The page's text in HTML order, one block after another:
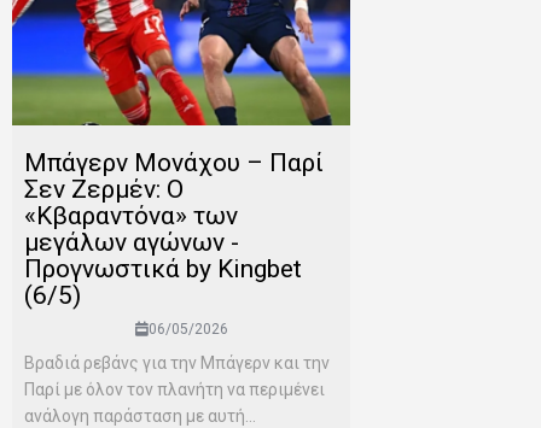
Μπάγερν Μονάχου – Παρί
Σεν Ζερμέν: Ο
«Κβαραντόνα» των
μεγάλων αγώνων -
Προγνωστικά by Kingbet
(6/5)
06/05/2026
Βραδιά ρεβάνς για την Μπάγερν και την
Παρί με όλον τον πλανήτη να περιμένει
ανάλογη παράσταση με αυτή...